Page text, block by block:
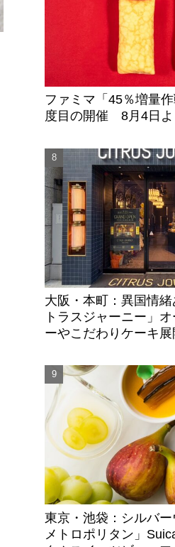
ファミマ「45％増量
度目の開催 8月4日よ
大阪・本町：異国情
トラスジャーニー」
ーやこだわりケーキ
東京・池袋：シルバ
メトロポリタン」